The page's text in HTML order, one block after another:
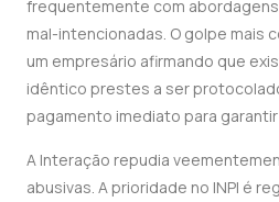
frequentemente com
mal-intencionadas. O golpe mais
um empresário afirmando que
idêntico prestes a ser
pagamento imediato para
A Interação repudia
abusivas. A prioridade no INPI é